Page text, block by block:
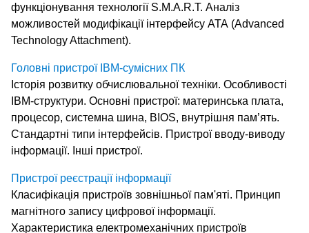
функціонування технології S.M.A.R.T. Аналіз
можливостей модифікації інтерфейсу АТА (Advanced
Technology Attachment).
Головні пристрої IBM-сумісних ПК
Історія розвитку обчислювальної техніки. Особливості
IBM-структури. Основні пристрої: материнська плата,
процесор, системна шина, BIOS, внутрішня пам’ять.
Стандартні типи інтерфейсів. Пристрої вводу-виводу
інформації. Інші пристрої.
Пристрої реєстрації інформації
Класифікація пристроїв зовнішньої пам'яті. Принцип
магнітного запису цифрової інформації.
Характеристика електромеханічних пристроїв